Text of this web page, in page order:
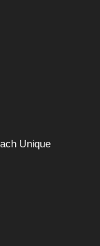
Unique